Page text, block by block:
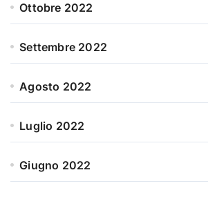
Ottobre 2022
Settembre 2022
Agosto 2022
Luglio 2022
Giugno 2022